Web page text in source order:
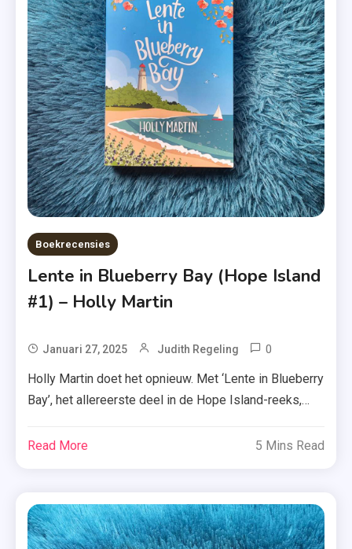
,
Roman
,
Zomer
&
Keuning
,
Zomer
Op
Buttercup
Beach
Boekrecensies
Lente in Blueberry Bay (Hope Island
#1) – Holly Martin
Januari 27, 2025 Judith Regeling 0
Holly
Martin
Holly Martin doet het opnieuw. Met ‘Lente in Blueberry
Bay’, het allereerste deel in de Hope Island-reeks,
Welkom op het mooie Hope Island, waar de zee
Wanneer […]
Read More 5 Mins Read